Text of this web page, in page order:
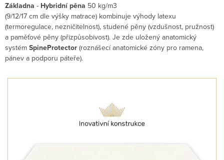
Základna - Hybridní pěna 50 kg/m3
(9/12/17 cm dle výšky matrace) kombinuje výhody latexu
(termoregulace, nezničitelnost), studené pěny (vzdušnost, pružnost)
a paměťové pěny (přizpůsobivost). Je zde uložený anatomický
systém SpineProtector (roznášecí anatomické zóny pro ramena,
pánev a podporu páteře).